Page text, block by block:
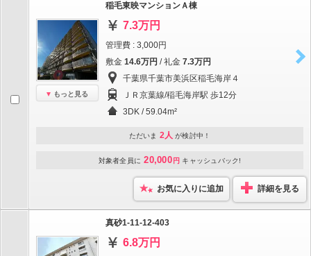
もっと見る
稲毛東映マンションＡ棟
7.3万円
管理費 : 3,000円
敷金 14.6万円 / 礼金 7.3万円
千葉県千葉市美浜区稲毛海岸４
ＪＲ京葉線/稲毛海岸駅 歩12分
3DK / 59.04m²
ただいま 2人 が検討中！
対象者全員に 20,000 円 キャッシュバック!
お気に入りに追加 詳細を見る
真砂1-11-12-403
6.8万円